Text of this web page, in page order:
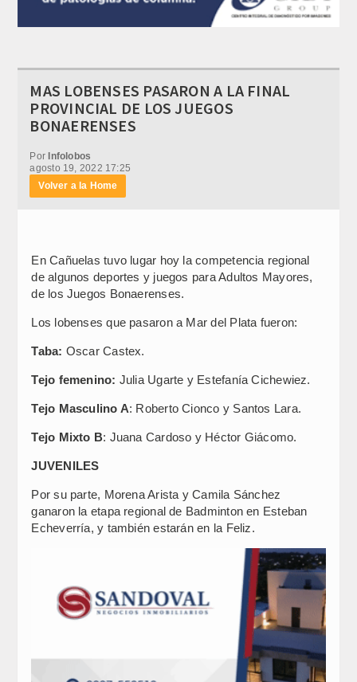
MAS LOBENSES PASARON A LA FINAL
PROVINCIAL DE LOS JUEGOS
BONAERENSES
PorInfolobos
agosto 19, 2022 17:25
Volver a la Home
En Cañuelas tuvo lugar hoy la competencia regional
de algunos deportes y juegos para Adultos Mayores,
de los Juegos Bonaerenses.
Los lobenses que pasaron a Mar del Plata fueron:
Taba: Oscar Castex.
Tejo femenino: Julia Ugarte y Estefanía Cichewiez.
Tejo Masculino A: Roberto Cionco y Santos Lara.
Tejo Mixto B: Juana Cardoso y Héctor Giácomo.
JUVENILES
Por su parte, Morena Arista y Camila Sánchez
ganaron la etapa regional de Badminton en Esteban
Echeverría, y también estarán en la Feliz.